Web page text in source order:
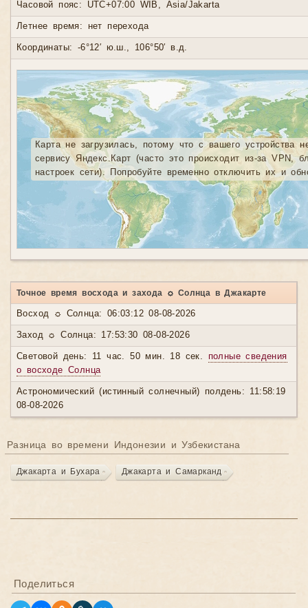
Часовой пояс: UTC+07:00 WIB, Asia/Jakarta
Летнее время: нет перехода
Координаты: -6°12′ ю.ш., 106°50′ в.д.
Карта не загрузилась, потому что с вашего устройства
сервису Яндекс.Карт (часто это происходит из-за VPN,
настроек сети). Попробуйте временно отключить их и
Точное время восхода и захода ☼ Солнца в Джакарте
Восход ☼ Солнца: 06:03:12 08-08-2026
Заход ☼ Солнца: 17:53:30 08-08-2026
Световой день: 11 час. 50 мин. 18 сек. полные сведения
о восходе Солнца
Астрономический (истинный солнечный) полдень: 11:58:19
08-08-2026
Разница во времени Индонезии и Узбекистана
Джакарта и Бухара Джакарта и Самарканд
Поделиться